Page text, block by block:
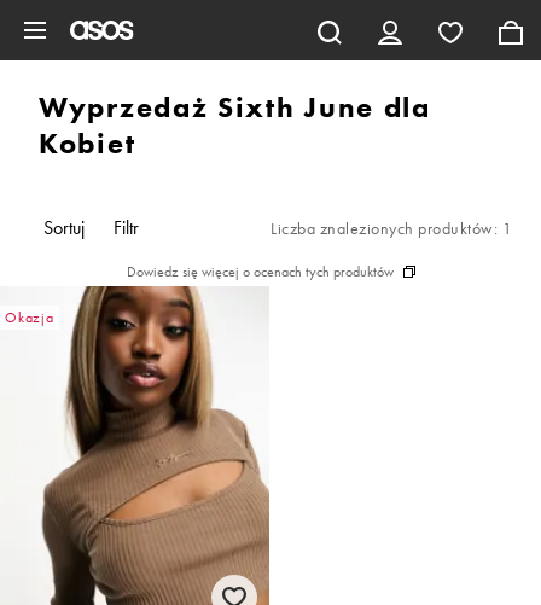
Wyprzedaż Sixth June dla
Kobiet
Sortuj Filtr Liczba znalezionych produktów: 1
Dowiedz się więcej o ocenach tych produktów
Okazja